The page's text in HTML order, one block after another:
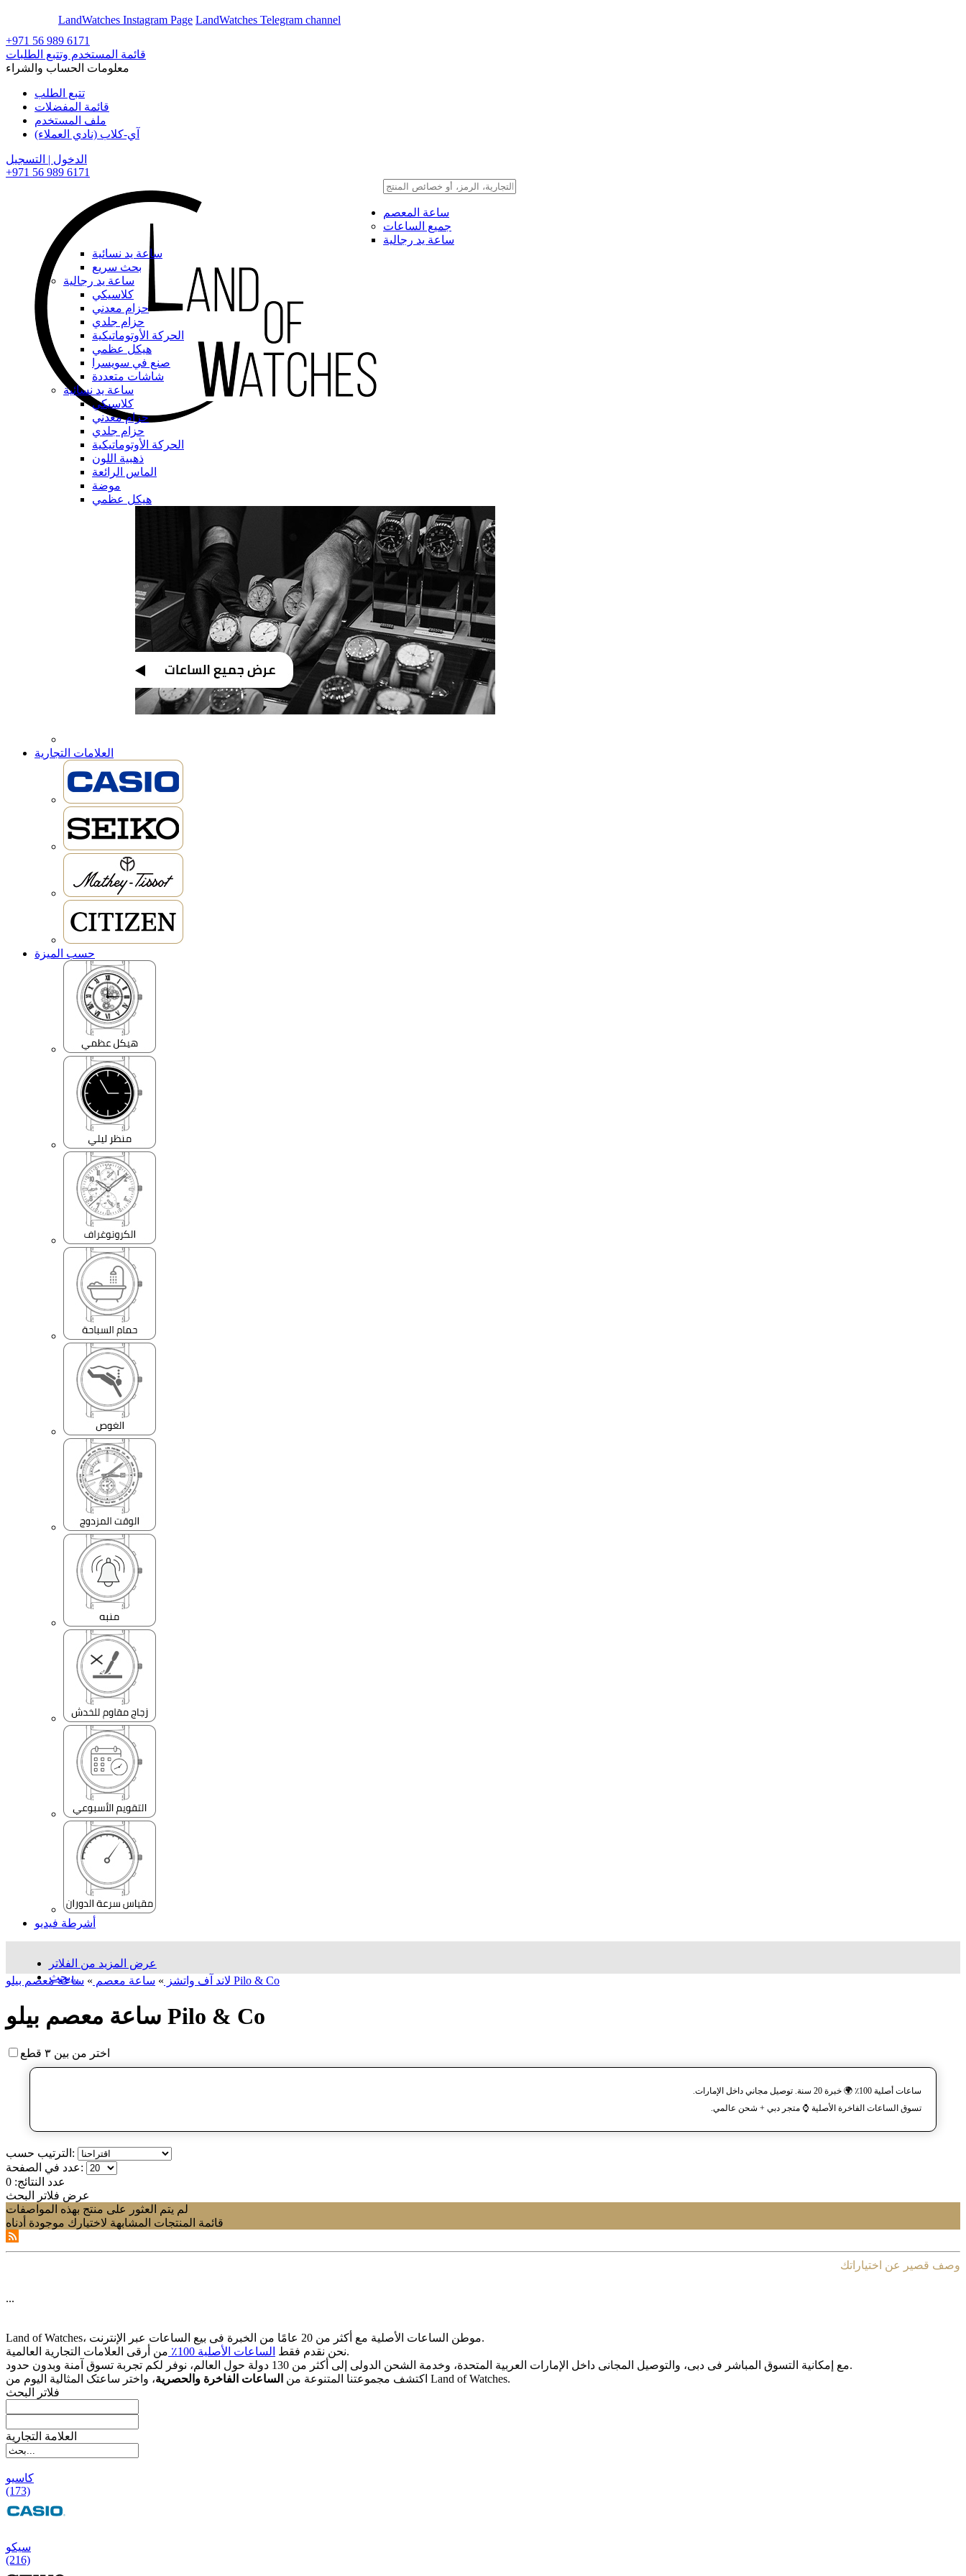
LandWatches Instagram Page LandWatches Telegram channel
+971 56 989 6171
قائمة المستخدم وتتبع الطلبات
معلومات الحساب والشراء
تتبع الطلب
قائمة المفضلات
ملف المستخدم
آي-كلاب (نادي العملاء)
الدخول | التسجيل
+971 56 989 6171
ساعة المعصم
جميع الساعات
ساعة يد رجالية
ساعة يد نسائية
بحث سريع
ساعة يد رجالية
كلاسيكي
حزام معدني
حزام جلدي
الحركة الأوتوماتيكية
هيكل عظمي
صنع في سويسرا
شاشات متعددة
ساعة يد نسائية
كلاسيكي
حزام معدني
حزام جلدي
الحركة الأوتوماتيكية
ذهبية اللون
الماس الرائعة
موضة
هيكل عظمي
العلامات التجارية
حسب الميزة
أشرطة فيديو
عرض المزيد من الفلاتر
بحث...
لاند آف واتشز » ساعة معصم » ساعة معصم بیلو Pilo & Co
ساعة معصم بیلو Pilo & Co
اختر من بين ٣ قطع
ساعات أصلية 100٪ 🌍 خبرة 20 سنة. توصيل مجاني داخل الإمارات.
تسوق الساعات الفاخرة الأصلية ⌚️ متجر دبي + شحن عالمي.
الترتيب حسب:
عدد في الصفحة:
عدد النتائج: 0
عرض فلاتر البحث
لم يتم العثور على منتج بهذه المواصفات
قائمة المنتجات المشابهة لاختيارك موجودة أدناه
وصف قصير عن اختياراتك
...
Land of Watches، موطن الساعات الأصلیة مع أکثر من 20 عامًا من الخبرة فی بیع الساعات عبر الإنترنت.
نحن نقدم فقط الساعات الأصلیة 100٪
من أرقى العلامات التجاریة العالمیة.
مع إمکانیة التسوق المباشر فی دبی، والتوصیل المجانی داخل الإمارات العربیة المتحدة، وخدمة الشحن الدولی إلى أکثر من 130 دولة حول العالم، نوفر لکم تجربة تسوق آمنة وبدون حدود.
اکتشف مجموعتنا المتنوعة من الساعات الفاخرة والحصریة
، واختر ساعتک المثالیة الیوم من Land of Watches.
فلاتر البحث
العلامة التجارية
کاسیو
(173)
سیکو
(216)